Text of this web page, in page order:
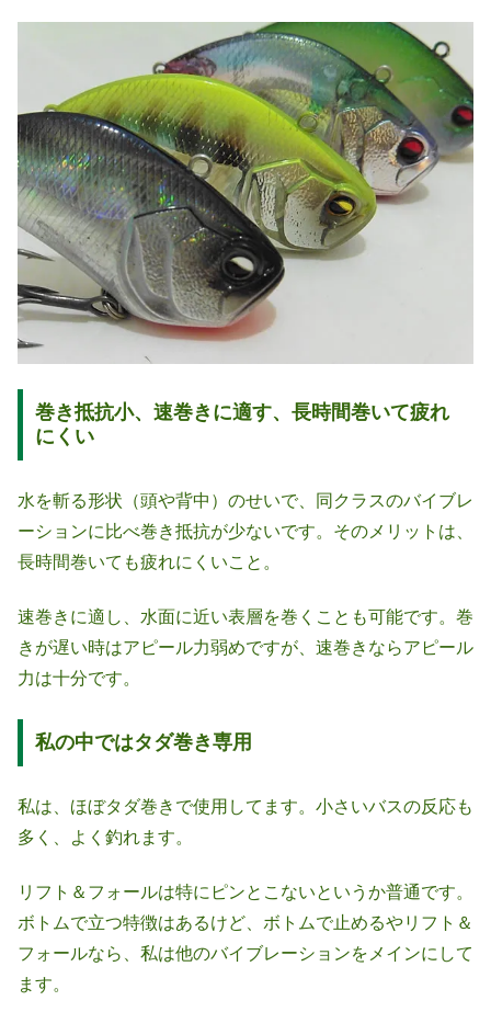
巻き抵抗小、速巻きに適す、長時間巻いて疲れ
にくい
水を斬る形状（頭や背中）のせいで、同クラスのバイブレ
ーションに比べ巻き抵抗が少ないです。そのメリットは、
長時間巻いても疲れにくいこと。
速巻きに適し、水面に近い表層を巻くことも可能です。巻
きが遅い時はアピール力弱めですが、速巻きならアピール
力は十分です。
私の中ではタダ巻き専用
私は、ほぼタダ巻きで使用してます。小さいバスの反応も
多く、よく釣れます。
リフト＆フォールは特にピンとこないというか普通です。
ボトムで立つ特徴はあるけど、ボトムで止めるやリフト＆
フォールなら、私は他のバイブレーションをメインにして
ます。